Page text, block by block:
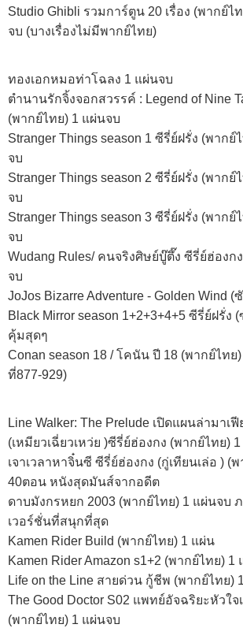
Studio Ghibli รวมการ์ตูน 20 เรื่อง (พากย์ไ
จบ (บางเรื่องไม่มีพากย์ไทย)
ทองเอกหมอท่าโฉลง 1 แผ่นจบ
ตำนานรักจิ้งจอกสวรรค์ : Legend of Nine
(พากย์ไทย) 1 แผ่นจบ
Stranger Things season 1 ซีรี่ย์ฝรั่ง (พาก
จบ
Stranger Things season 2 ซีรี่ย์ฝรั่ง (พาก
จบ
Stranger Things season 3 ซีรี่ย์ฝรั่ง (พาก
จบ
Wudang Rules/ คนจริงศิษย์บู๊ตึ๊ง ซีรี่ย์ฮ่องก
จบ
JoJos Bizarre Adventure - Golden Wind (
Black Mirror season 1+2+3+4+5 ซีรี่ย์ฝรั่ง
คุ้มสุดๆ
Conan season 18 / โคนัน ปี 18 (พากย์ไท
ที่877-929)
Line Walker: The Prelude เปิดแผนล่ามาเ
(เหมียวเฉี่ยวเหว่ย )ซีรี่ย์ฮ่องกง (พากย์ไทย)
เจาเวลาหาจิ๋นซี ซีรี่ย์ฮ่องกง (กู่เทียนเล่อ ) (
40ตอน หนังสุดมันส์จากอดีต
ดาบมังกรหยก 2003 (พากย์ไทย) 1 แผ่นจบ
เวอร์ชั่นที่สนุกที่สุด
Kamen Rider Build (พากย์ไทย) 1 แผ่น
Kamen Rider Amazon s1+2 (พากย์ไทย)
Life on the Line สายด่วน กู้ชีพ (พากย์ไทย)
The Good Doctor S02 แพทย์อัจฉริยะหัวใจ
(พากย์ไทย) 1 แผ่นจบ